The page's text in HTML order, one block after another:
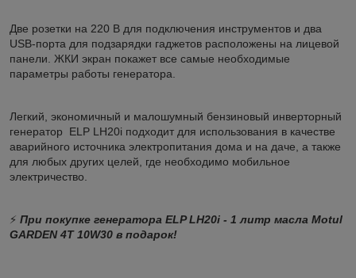
Две розетки на 220 В для подключения инструментов и два
USB-порта для подзарядки гаджетов расположены на лицевой
панели. ЖКИ экран покажет все самые необходимые
параметры работы генератора.
Легкий, экономичный и малошумный бензиновый инверторный
генератор ELP LH20i подходит для использования в качестве
аварийного источника электропитания дома и на даче, а также
для любых других целей, где необходимо мобильное
электричество.
⚡ При покупке генератора ELP LH20i - 1 литр масла Motul
GARDEN 4T 10W30 в подарок!